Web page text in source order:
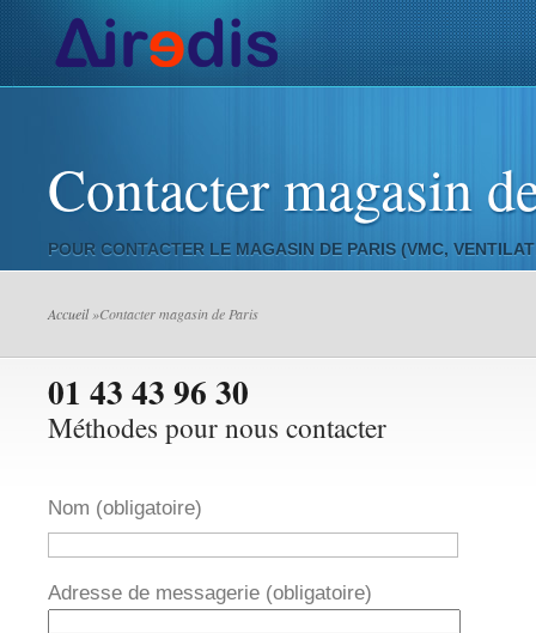
Contacter magasin
POUR CONTACTER LE MAGASIN DE PARIS (VMC,
Accueil»Contacter magasin de Paris
01 43 43 96 30
Méthodes pour nous contacter
Nom (obligatoire)
Adresse de messagerie (obligatoire)